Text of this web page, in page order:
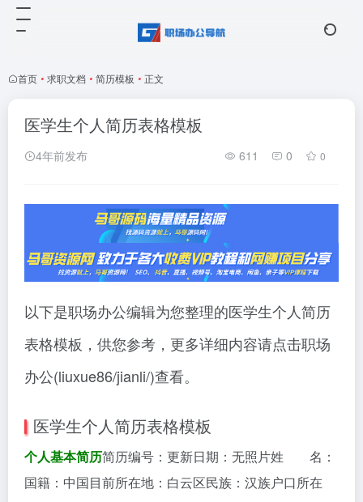
首页 • 求职文档 • 简历模板 • 正文
医学生个人简历表格模板
4年前发布 611 0 0
以下是职场办公编辑为您整理的医学生个人简历
表格模板，供您参考，更多详细内容请点击职场
办公(liuxue86/jianli/)查看。
医学生个人简历表格模板
个人基本简历简历编号：更新日期：无照片姓 名：
国籍：中国目前所在地：白云区民族：汉族户口所在